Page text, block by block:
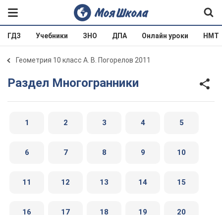
ГДЗ Учебники ЗНО ДПА Онлайн уроки НМТ
Геометрия 10 класс А. В. Погорелов 2011
Раздел Многогранники
1 2 3 4 5
6 7 8 9 10
11 12 13 14 15
16 17 18 19 20